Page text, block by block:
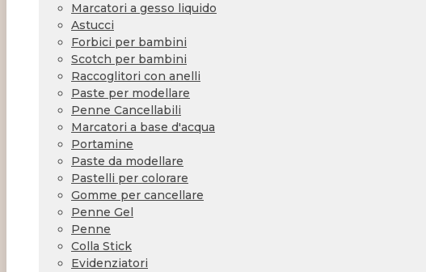
Marcatori a gesso liquido
Astucci
Forbici per bambini
Scotch per bambini
Raccoglitori con anelli
Paste per modellare
Penne Cancellabili
Marcatori a base d'acqua
Portamine
Paste da modellare
Pastelli per colorare
Gomme per cancellare
Penne Gel
Penne
Colla Stick
Evidenziatori